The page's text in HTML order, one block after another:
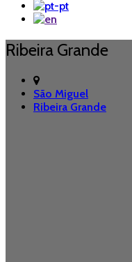
Ribeira Grande
São Miguel
Ribeira Grande